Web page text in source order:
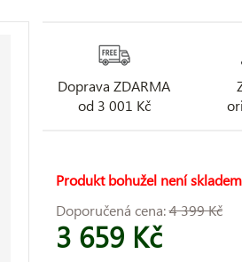
Doprava ZDARMA
od 3 001 Kč
Produkt bohužel není skladem
Doporučená cena:4 399 Kč
3 659 Kč